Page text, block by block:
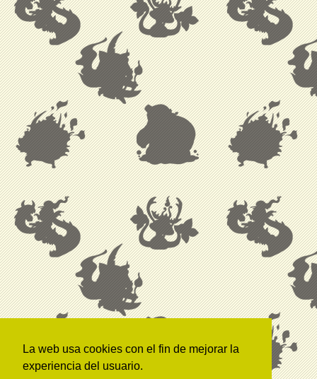
La web usa cookies con el fin de mejorar la
experiencia del usuario.